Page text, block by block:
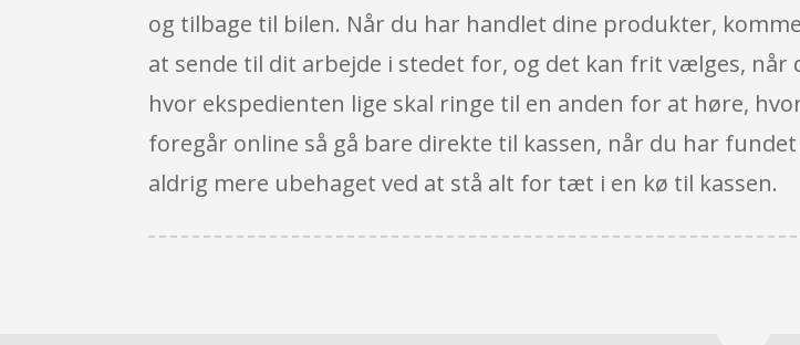
og tilbage til bilen. Når du har handlet dine produkter,
at sende til dit arbejde i stedet for, og det kan frit vælges, når
hvor ekspedienten lige skal ringe til en anden for at høre,
foregår online så gå bare direkte til kassen, når du har
aldrig mere ubehaget ved at stå alt for tæt i en kø til kassen.